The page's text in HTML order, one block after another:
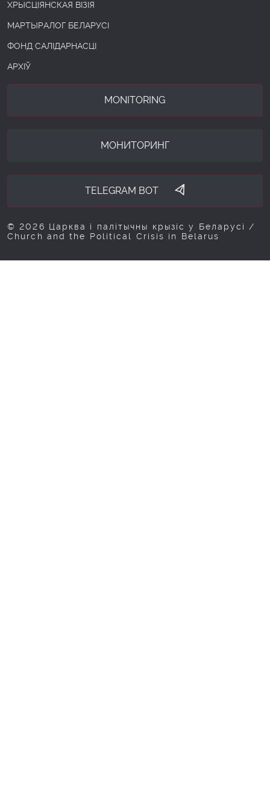
ХРЫСЦІЯНСКАЯ ВІЗІЯ
МАРТЫРАЛОГ БЕЛАРУСІ
ФОНД САЛІДАРНАСЦІ
АРХІЎ
MONITORING
МОНИТОРИНГ
TELEGRAM BOT
© 2026 Царква і палітычны крызіс у Беларусі /
Church and the Political Crisis in Belarus